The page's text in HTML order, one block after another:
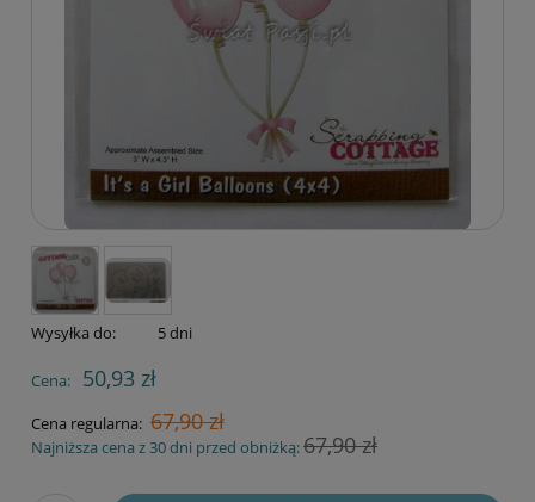
Wysyłka do: 5 dni
Cena: 50,93 zł
Cena regularna: 67,90 zł
Najniższa cena z 30 dni przed obniżką:67,90 zł